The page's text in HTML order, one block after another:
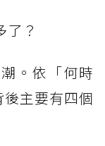
了？
。依「何時
主要有四個